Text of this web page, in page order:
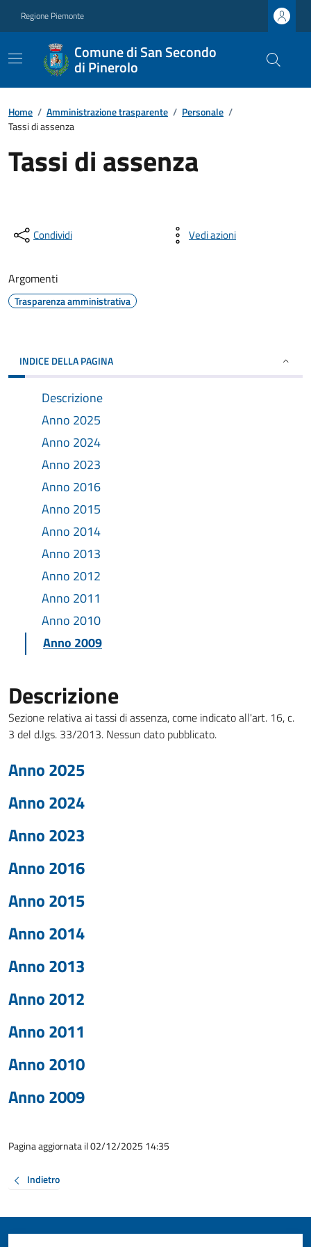
Regione Piemonte
Comune di San Secondo
di Pinerolo
Home / Amministrazione trasparente / Personale /
Tassi di assenza
Tassi di assenza
Condividi Vedi azioni
Argomenti
Trasparenza amministrativa
INDICE DELLA PAGINA
Descrizione
Anno 2025
Anno 2024
Anno 2023
Anno 2016
Anno 2015
Anno 2014
Anno 2013
Anno 2012
Anno 2011
Anno 2010
Anno 2009
Descrizione
Sezione relativa ai tassi di assenza, come indicato all'art. 16, c.
3 del d.lgs. 33/2013. Nessun dato pubblicato.
Anno 2025
Anno 2024
Anno 2023
Anno 2016
Anno 2015
Anno 2014
Anno 2013
Anno 2012
Anno 2011
Anno 2010
Anno 2009
Pagina aggiornata il 02/12/2025 14:35
Indietro